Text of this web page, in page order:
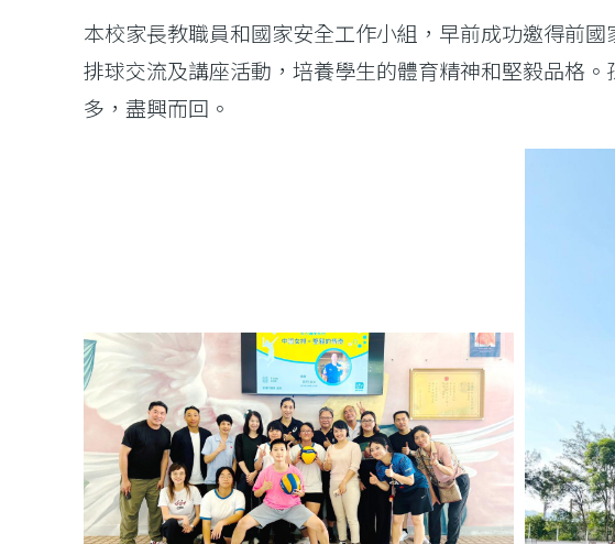
本校家長教職員和國家安全工作小組，早前成功邀得前
排球交流及講座活動，培養學生的體育精神和堅毅品格
多，盡興而回。